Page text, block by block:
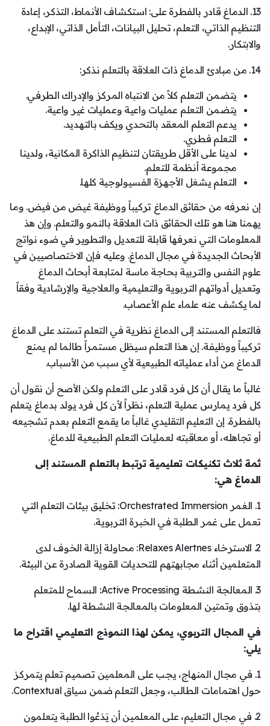
13. الدماغ قادر بالفطرة على: استكشاف الأنماط، التذكر، إعادة
التنظيم الذاتي، التعلم، تحليل البيانات، التأمل الذاتي، الإبداع،
والابتكار.
14. من مبادئ الدماغ ذات العلاقة بالتعلم نذكر:
يتضمن التعلم كلاً من الانتباه المركز والإدراك الطرفي.
يتضمن التعلم عمليات واعية وعمليات غير واعية.
يدعم التعلم المعقد بالتحدي ويكف بالتهديد.
التعلم فطري.
لدينا على الأقل طريقتان لتنظيم الذاكرة المكانية، ولدينا
مجموعة أنظمة للتعلم.
التعلم يشغل الأجهزة الفسيولوجية كلها.
إن نعرفه من حقائق الدماغ تركيباً ووظيفة غيض من فيض. وما
يهمنا هنا هو تلك الحقائق ذات العلاقة بالنمو والتعلم. وإن هذ
المعلومات التي نعرفها قابلة للتعديل والتطوير في ضوء نواتج
الأبحاث الجديدة في مجال الدماغ. وعليه فإن الاختصاصيين في
علوم النفس والتربية بحاجة ماسة لمتابعة أبحاث الدماغ
وتعديل أدواتهم التربوية والتعليمية والعلاجية والإرشادية وفقاً
لما يكشف عنه علماء علم الأعصاب.
فالتعلم المستند إلى الدماغ نظرية في التعلم تستند على الدماغ
تركيباً ووظيفة. إن هذا التعلم سيظل مستمراً طالما لم يمنع
الدماغ من أداء عملياته الطبيعية لأي سبب من الأسباب.
غالباً ما يقال أن كل فرد قادر على التعلم ولكن الأصح أن نقول أن
كل فرد يمارس عملية التعلم، نظراً لأن كل فرد يولد بدماغ يتعلم
بالفطرة. إن التعليم التقليدي غالباً ما يقمع التعلم بعدم تشجيعه
أو تجاهله، أو معاقبته لعمليات التعلم الطبيعية للدماغ.
ثمة ثلاث تكنيكات تعليمية ترتبط بالتعلم المستند إلى
الدماغ هي:
1. الغمر Orchestrated Immersion: تخليق بيئات التعلم التي
تعمل على غمر الطلبة في الخبرة التربوية.
2. الاسترخاء Relaxes Alertnes: محاولة إزالة الخوف لدى
المتعلمين أثناء مجابهتهم للتحديات القوية الصادرة عن البيئة.
3. المعالجة النشطة Active Processing: السماح للمتعلم
بتذوق وتمتين المعلومات بالمعالجة النشطة لها.
في المجال التربوي، يمكن لهذا النموذج التعليمي اقتراح ما
يلي:
1. في مجال المنهاج، يجب على المعلمين تصميم تعلم يتمركز
حول اهتمامات الطالب، وجعل التعلم ضمن سياق Contextual.
2. في مجال التعليم، على المعلمين أن يَدَعُوا الطلبة يتعلمون